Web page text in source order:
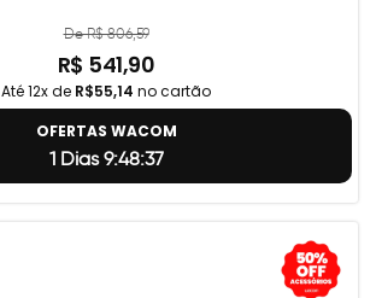
De R$ 806,59
R$ 541,90
Até 12x de R$55,14 no cartão
OFERTAS WACOM
1 Dias 9:48:36